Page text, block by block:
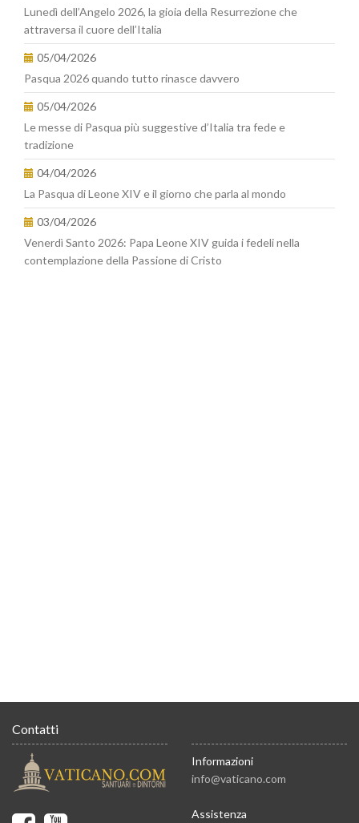
Lunedì dell’Angelo 2026, la gioia della Resurrezione che
attraversa il cuore dell’Italia
05/04/2026
Pasqua 2026 quando tutto rinasce davvero
05/04/2026
Le messe di Pasqua più suggestive d’Italia tra fede e
tradizione
04/04/2026
La Pasqua di Leone XIV e il giorno che parla al mondo
03/04/2026
Venerdì Santo 2026: Papa Leone XIV guida i fedeli nella
contemplazione della Passione di Cristo
Contatti
Informazioni
info@vaticano.com
Assistenza